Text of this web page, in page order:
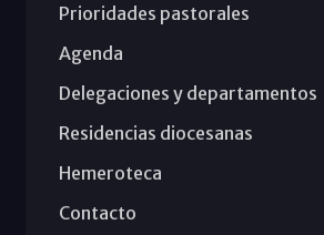
Prioridades pastorales
Agenda
Delegaciones y departamentos
Residencias diocesanas
Hemeroteca
Contacto